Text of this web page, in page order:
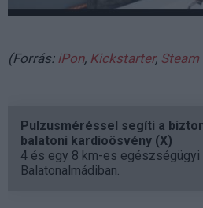
(Forrás: iPon, Kickstarter, Steam
Pulzusméréssel segíti a
balatoni kardioösvény (X)
4 és egy 8 km-es egészségügyi
Balatonalmádiban.